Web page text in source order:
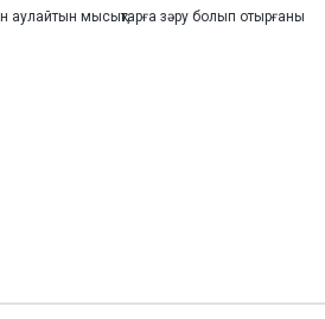
аулайтын мысықтарға зәру болып отырғаны